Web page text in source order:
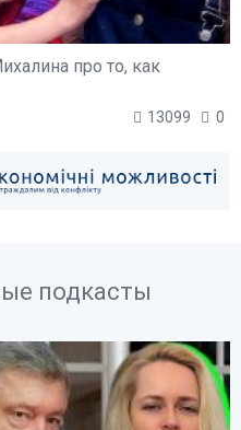
про то, как
13099 0
подкасты